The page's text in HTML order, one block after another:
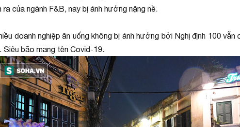
của ngành F&B, nay bị ảnh hưởng nặng nề.
doanh nghiệp ăn uống không bị ảnh hưởng bởi Nghị định 100
bão mang tên Covid-19.